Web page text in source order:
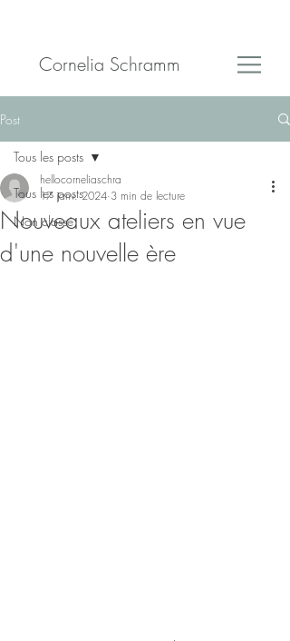
Cornelia Schramm
Post
Tous les posts
Non classé
Tous les posts
Nouveaux ateliers en vue
d'une nouvelle ère
hellocorneliaschra
17 janv. 2024 3 min de lecture